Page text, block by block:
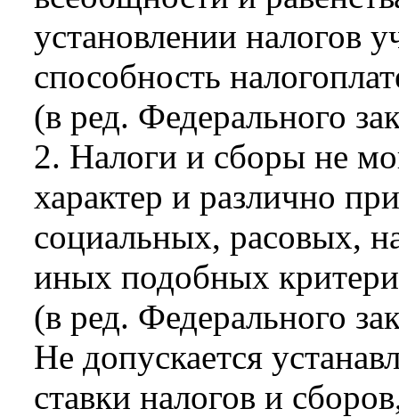
установлении налогов
способность
(в ред. Федерального
2. Налоги и сборы не
характер и различно
социальных, расовых,
иных подобных
(в ред. Федерального
Не допускается
ставки налогов и